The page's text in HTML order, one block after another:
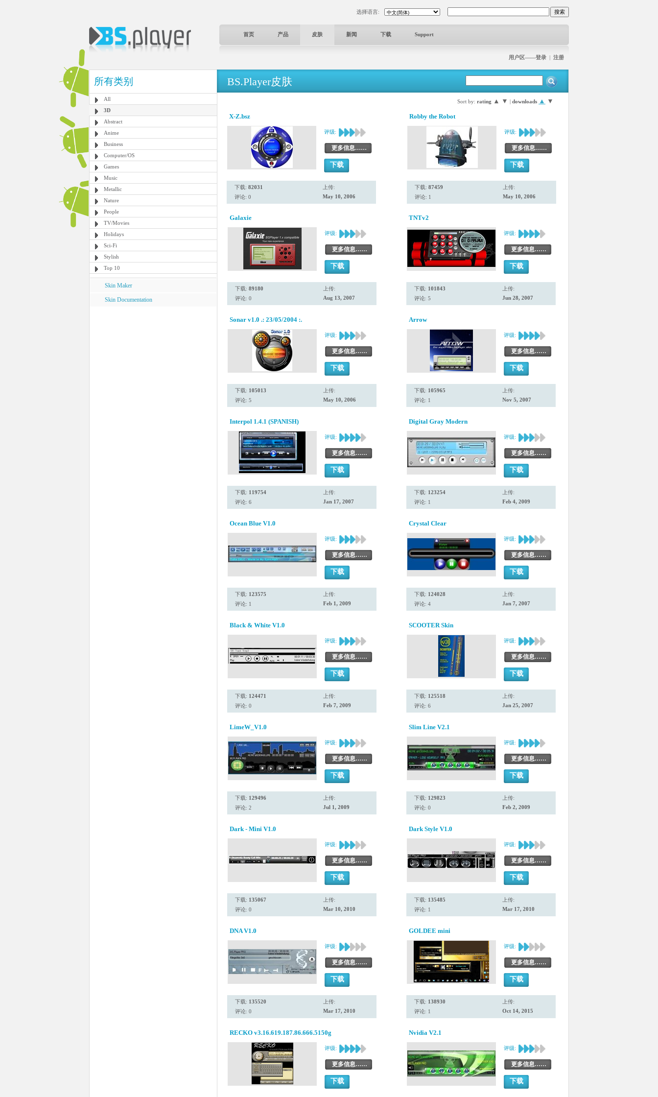
选择语言:
首页 产品 皮肤 新闻 下载 Support
用户区——登录 | 注册
所有类别
All
3D
Abstract
Anime
Business
Computer/OS
Games
Music
Metallic
Nature
People
TV/Movies
Holidays
Sci-Fi
Stylish
Top 10
Skin Maker
Skin Documentation
BS.Player皮肤
Sort by: rating ▲ ▼ | downloads ▲ ▼
X-Z.bsz
评级:
更多信息……
下载
下载: 82031
评论: 0
上传:
May 10, 2006
Robby the Robot
评级:
更多信息……
下载
下载: 87459
评论: 1
上传:
May 10, 2006
Galaxie
评级:
更多信息……
下载
下载: 89180
评论: 0
上传:
Aug 13, 2007
TNTv2
评级:
更多信息……
下载
下载: 101843
评论: 5
上传:
Jun 28, 2007
Sonar v1.0 .: 23/05/2004 :.
评级:
更多信息……
下载
下载: 105013
评论: 5
上传:
May 10, 2006
Arrow
评级:
更多信息……
下载
下载: 105965
评论: 1
上传:
Nov 5, 2007
Interpol 1.4.1 (SPANISH)
评级:
更多信息……
下载
下载: 119754
评论: 6
上传:
Jan 17, 2007
Digital Gray Modern
评级:
更多信息……
下载
下载: 123254
评论: 1
上传:
Feb 4, 2009
Ocean Blue V1.0
评级:
更多信息……
下载
下载: 123575
评论: 1
上传:
Feb 1, 2009
Crystal Clear
评级:
更多信息……
下载
下载: 124028
评论: 4
上传:
Jan 7, 2007
Black & White V1.0
评级:
更多信息……
下载
下载: 124471
评论: 0
上传:
Feb 7, 2009
SCOOTER Skin
评级:
更多信息……
下载
下载: 125518
评论: 6
上传:
Jan 25, 2007
LimeW_V1.0
评级:
更多信息……
下载
下载: 129496
评论: 2
上传:
Jul 1, 2009
Slim Line V2.1
评级:
更多信息……
下载
下载: 129823
评论: 0
上传:
Feb 2, 2009
Dark - Mini V1.0
评级:
更多信息……
下载
下载: 135067
评论: 0
上传:
Mar 10, 2010
Dark Style V1.0
评级:
更多信息……
下载
下载: 135485
评论: 1
上传:
Mar 17, 2010
DNA V1.0
评级:
更多信息……
下载
下载: 135520
评论: 0
上传:
Mar 17, 2010
GOLDEE mini
评级:
更多信息……
下载
下载: 138930
评论: 1
上传:
Oct 14, 2015
RECKO v3.16.619.187.86.666.5150g
评级:
更多信息……
下载
Nvidia V2.1
评级:
更多信息……
下载